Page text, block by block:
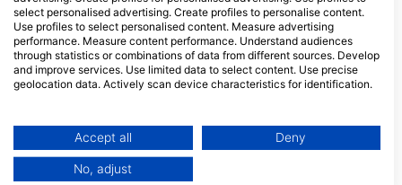
ADRENO GOLD COAST, Live It, Breath It, Dive It
2/3-9 Rawlins Street, 4215
SOUTHPORT, QLD - استرالیا
select personalised advertising. Create profiles to personalise content.
Use profiles to select personalised content. Measure advertising
performance. Measure content performance. Understand audiences
through statistics or combinations of data from different sources. Develop
and improve services. Use limited data to select content. Use precise
geolocation data. Actively scan device characteristics for identification.
Data may be shared outside of the European Union and send to the USA.
Your consent and the cookie policy applies solely to this website/app.
View Partner List (1 IAB Vendors)
Accept all Deny
No, adjust